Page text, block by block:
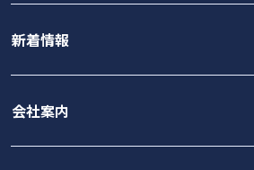
新着情報
会社案内